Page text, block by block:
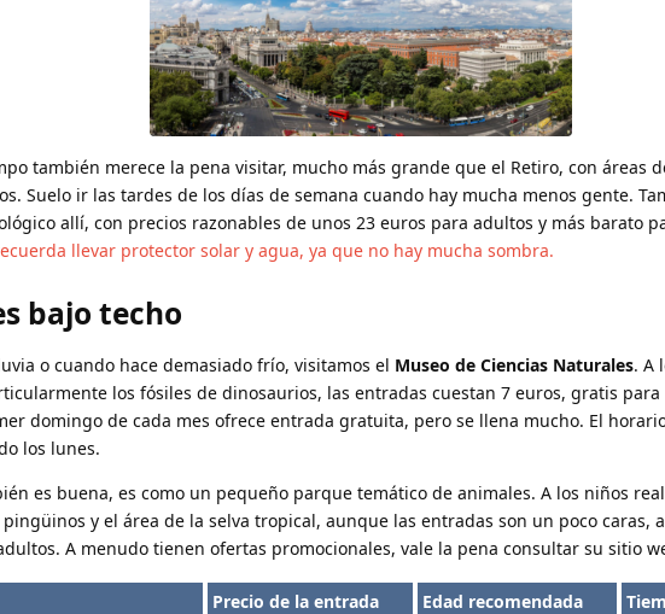
también merece la pena visitar, mucho más grande que el Retiro, con áreas
Suelo ir las tardes de los días de semana cuando hay mucha menos gente.
allí, con precios razonables de unos 23 euros para adultos y más barato
llevar protector solar y agua, ya que no hay mucha sombra.
bajo techo
o cuando hace demasiado frío, visitamos el Museo de Ciencias Naturales. A
los fósiles de dinosaurios, las entradas cuestan 7 euros, gratis para
domingo de cada mes ofrece entrada gratuita, pero se llena mucho. El
los lunes.
es buena, es como un pequeño parque temático de animales. A los niños
y el área de la selva tropical, aunque las entradas son un poco caras,
A menudo tienen ofertas promocionales, vale la pena consultar su sitio
Precio de la entrada Edad recomendada